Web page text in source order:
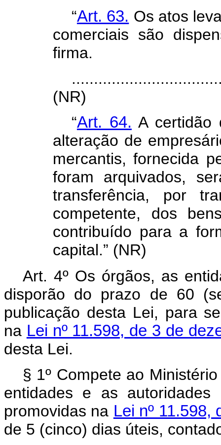
“Art. 63. Os atos
comerciais são
firma.
(NR)
“Art. 64. A certidão
alteração de
mercantis, fornecida
foram arquivados,
transferência, por
competente, dos
contribuído para a
capital.” (NR)
Art. 4º Os órgãos, as
disporão do prazo de 60
publicação desta Lei, para
na Lei nº 11.598, de 3 de
desta Lei.
§ 1º Compete ao
entidades e as autoridades
promovidas na Lei nº 11.598,
de 5 (cinco) dias úteis,